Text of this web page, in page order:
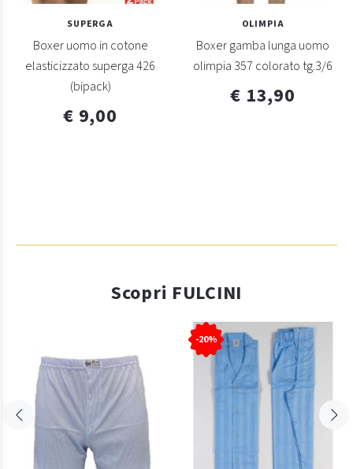
SUPERGA
Boxer uomo in cotone
elasticizzato superga 426
(bipack)
€ 9,00
OLIMPIA
Boxer gamba lunga uomo
olimpia 357 colorato tg.3/6
€ 13,90
Scopri FULCINI
-20%